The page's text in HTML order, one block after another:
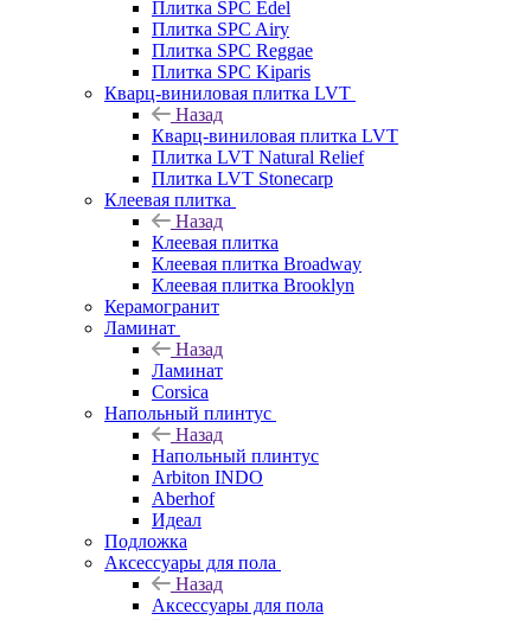
Плитка SPC Edel
Плитка SPC Airy
Плитка SPC Reggae
Плитка SPC Kiparis
Кварц-виниловая плитка LVT
Назад
Кварц-виниловая плитка LVT
Плитка LVT Natural Relief
Плитка LVT Stonecarp
Клеевая плитка
Назад
Клеевая плитка
Клеевая плитка Broadway
Клеевая плитка Brooklyn
Керамогранит
Ламинат
Назад
Ламинат
Corsica
Напольный плинтус
Назад
Напольный плинтус
Arbiton INDO
Aberhof
Идеал
Подложка
Аксессуары для пола
Назад
Аксессуары для пола